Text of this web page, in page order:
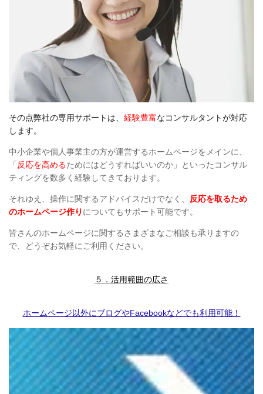
その点弊社の専用サポートは、 経験豊富なコンサルタントが対応
します。
中小企業や個人事業主の方が運営するホームページをメインに、
「 反応を高めるためにはどうすればいいのか」といったコンサル
ティングを数多く経験してきております。
それゆえ、操作に関するアドバイスだけでなく、
反応を取るため
のホームページ作り についてもサポート可能です。
皆さんのホームページに関するさまざまなご相談も承りますの
で、どうぞお気軽にご利用ください。
５．活用範囲の広さ
ホームページ以外にブログやFacebookなどでも利用可能！